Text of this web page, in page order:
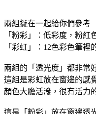
兩組擺在一起給你們參考
「粉彩」：低彩度，粉紅
「彩虹」：12色彩色筆裡
兩組的「透光度」都非常
這組是彩虹放在窗邊的感
顏色大膽活潑，很有活力
這是「粉彩」放在窗邊透